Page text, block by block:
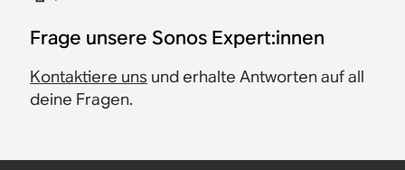
​Frage unsere Sonos Expert:innen
Kontaktiere uns und erhalte Antworten auf all
deine Fragen.